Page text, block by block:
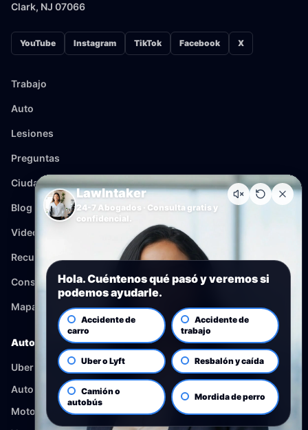
Clark, NJ 07066
YouTube Instagram TikTok Facebook X
Trabajo
Auto
Lesiones
Preguntas
Ciudades
Blog
Videos
Recursos
Consulta
Mapa del sitio
Auto
Uber y Lyft
Autobus
Motocicleta
LawIntaker
24-7 Abogados · Consulta gratis y
confidencial.
Hola. Cuéntenos qué pasó y veremos si
podemos ayudarle.
Accidente de
carro
Accidente de
trabajo
Uber o Lyft Resbalón y caída
Camión o
autobús
Mordida de perro